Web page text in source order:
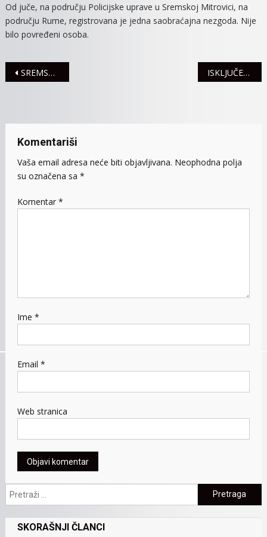
Od juče, na području Policijske uprave u Sremskoj Mitrovici, na
području Rume, registrovana je jedna saobraćajna nezgoda. Nije
bilo povređeni osoba.
Navigacija
SREMSKE NOVINE NAGRADILE NAJBOLJE SPORTISTE SREMA ISKLJUČENJA STRUJE ZA SREDU
Komentariši
Vaša email adresa neće biti objavljivana. Neophodna polja
su označena sa *
Komentar *
Ime *
Email *
Web stranica
Pretraga:
SKORAŠNJI ČLANCI